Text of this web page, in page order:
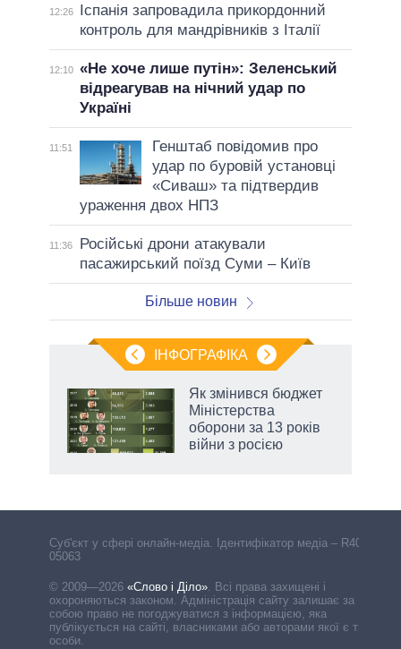
12:26
Іспанія запровадила прикордонний
контроль для мандрівників з Італії
12:10 «Не хоче лише путін»: Зеленський
відреагував на нічний удар по
Україні
11:51
Генштаб повідомив про
удар по буровій установці
«Сиваш» та підтвердив
ураження двох НПЗ
11:36
Російські дрони атакували
пасажирський поїзд Суми – Київ
Більше новин
ІНФОГРАФІКА
Як змінився бюджет
Міністерства
оборони за 13 років
війни з росією
Cуб'єкт у сфері онлайн-медіа. Ідентифікатор медіа – R40-
05063
© 2009—2026 «Слово і Діло». Всі права захищені і
охороняються законом. Адміністрація сайту залишає за
собою право не погоджуватися з інформацією, яка
публікується на сайті, власниками або авторами якої є треті
особи.